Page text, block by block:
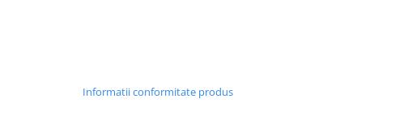
Informatii conformitate produs